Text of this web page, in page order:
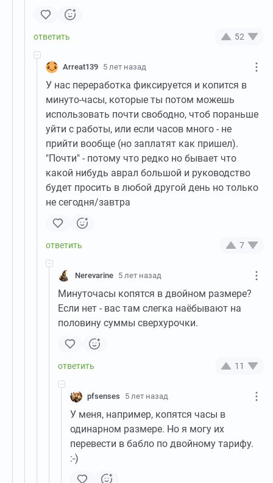
52
Arreat139 5 лет назад
У нас переработка фиксируется и копится в
минуто-часы, которые ты потом можешь
использовать почти свободно, чтоб пораньше
уйти с работы, или если часов много - не
прийти вообще (но заплатят как пришел).
"Почти" - потому что редко но бывает что
какой нибудь аврал большой и руководство
будет просить в любой другой день но только
не сегодня/завтра
7
Nerevarine 5 лет назад
Минуточасы копятся в двойном размере?
Если нет - вас там слегка наёбывают на
половину суммы сверхурочки.
11
pfsenses 5 лет назад
У меня, например, копятся часы в
одинарном размере. Но я могу их
перевести в бабло по двойному тарифу.
:-)